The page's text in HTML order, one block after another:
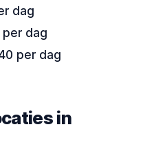
dag
dag
per dag
in